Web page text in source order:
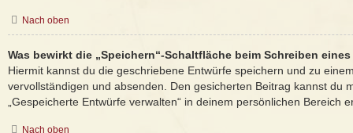
Nach oben
Was bewirkt die „Speichern“-Schaltfläche beim Schreiben
Hiermit kannst du die geschriebene Entwürfe speichern und zu
vervollständigen und absenden. Den gesicherten Beitrag kannst du
„Gespeicherte Entwürfe verwalten“ in deinem persönlichen Bereich
Nach oben